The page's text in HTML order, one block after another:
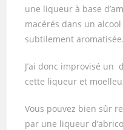
une liqueur à base
macérés dans un
subtilement aromatisée.
J’ai donc improvisé un
cette liqueur et
Vous pouvez bien sûr
par une liqueur